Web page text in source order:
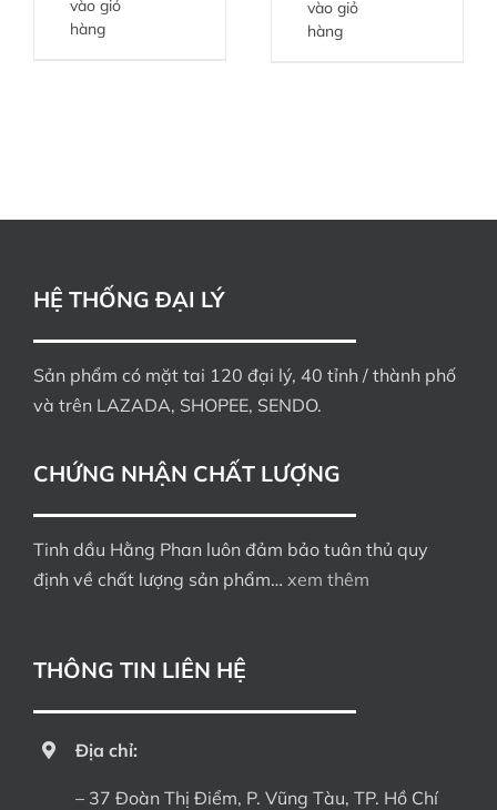
vào giỏ
hàng
vào giỏ
hàng
THÔNG TIN LIÊN HỆ
Địa chỉ:
– 37 Đoàn Thị Điểm, P. Vũng Tàu, TP. Hồ Chí
HỆ THỐNG ĐẠI LÝ
Sản phẩm có mặt tai 120 đại lý, 40 tỉnh / thành phố
và trên LAZADA, SHOPEE, SENDO.
CHỨNG NHẬN CHẤT LƯỢNG
Tinh dầu Hằng Phan luôn đảm bảo tuân thủ quy
định về chất lượng sản phẩm… xem thêm